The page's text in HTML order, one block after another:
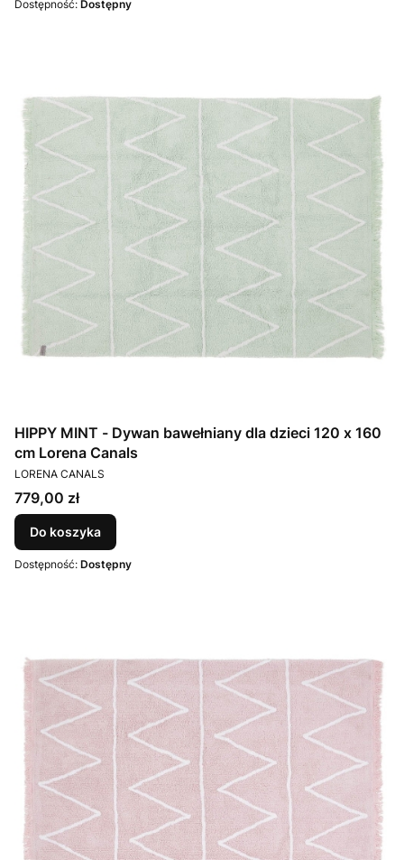
Dostępność: Dostępny
HIPPY MINT - Dywan bawełniany dla dzieci 120 x 160
cm Lorena Canals
PRODUCENT
LORENA CANALS
Cena
779,00 zł
Do koszyka
Dostępność: Dostępny